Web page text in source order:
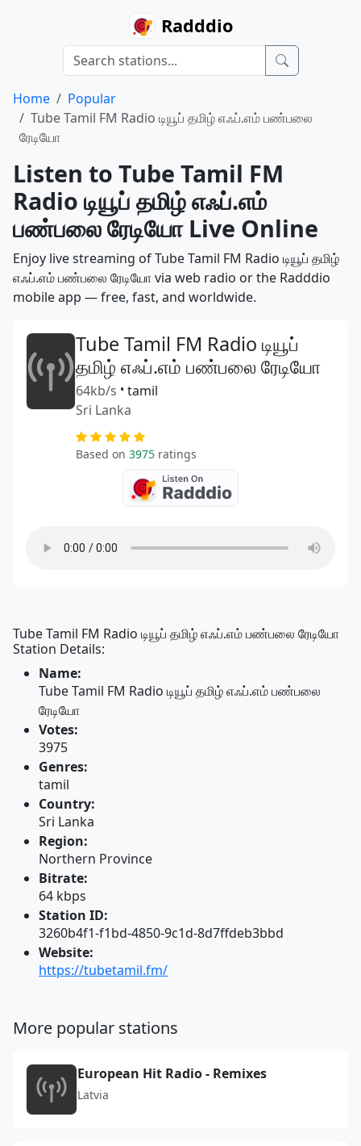
Radddio
Home
Popular
Tube Tamil FM Radio டியூப் தமிழ் எஃப்.எம் பண்பலை
ரேடியோ
Listen to Tube Tamil FM
Radio டியூப் தமிழ் எஃப்.எம்
பண்பலை ரேடியோ Live Online
Enjoy live streaming of Tube Tamil FM Radio டியூப் தமிழ்
எஃப்.எம் பண்பலை ரேடியோ via web radio or the Radddio
mobile app — free, fast, and worldwide.
Tube Tamil FM Radio டியூப்
தமிழ் எஃப்.எம் பண்பலை ரேடியோ
64kb/s • tamil
Sri Lanka
Based on 3975 ratings
Tube Tamil FM Radio டியூப் தமிழ் எஃப்.எம் பண்பலை ரேடியோ
Station Details:
Name:
Tube Tamil FM Radio டியூப் தமிழ் எஃப்.எம் பண்பலை
ரேடியோ
Votes:
3975
Genres:
tamil
Country:
Sri Lanka
Region:
Northern Province
Bitrate:
64 kbps
Station ID:
3260b4f1-f1bd-4850-9c1d-8d7ffdeb3bbd
Website:
https://tubetamil.fm/
More popular stations
European Hit Radio - Remixes
Latvia